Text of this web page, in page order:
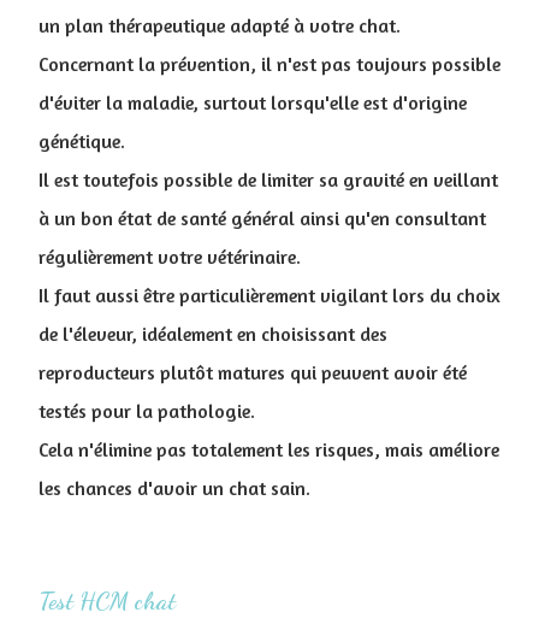
un plan thérapeutique adapté à votre chat.
Concernant la prévention, il n'est pas toujours possible
d'éviter la maladie, surtout lorsqu'elle est d'origine
génétique.
Il est toutefois possible de limiter sa gravité en veillant
à un bon état de santé général ainsi qu'en consultant
régulièrement votre vétérinaire.
Il faut aussi être particulièrement vigilant lors du choix
de l'éleveur, idéalement en choisissant des
reproducteurs plutôt matures qui peuvent avoir été
testés pour la pathologie.
Cela n'élimine pas totalement les risques, mais améliore
les chances d'avoir un chat sain.
Test HCM chat